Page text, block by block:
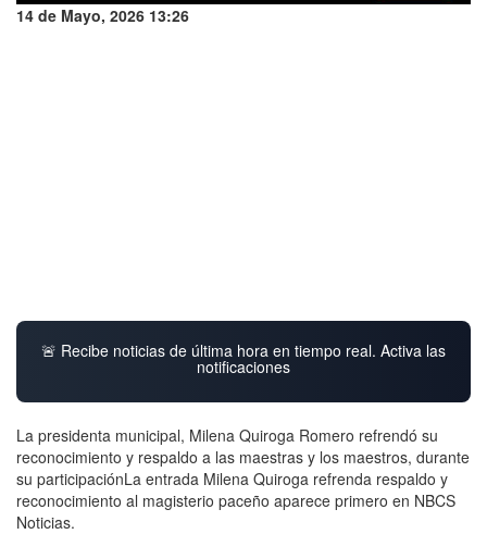
14 de Mayo, 2026 13:26
🚨 Recibe noticias de última hora en tiempo real. Activa las
notificaciones
La presidenta municipal, Milena Quiroga Romero refrendó su
reconocimiento y respaldo a las maestras y los maestros, durante
su participaciónLa entrada Milena Quiroga refrenda respaldo y
reconocimiento al magisterio paceño aparece primero en NBCS
Noticias.